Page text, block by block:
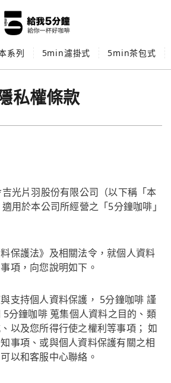
系列 5min濾掛式 5min茶包式
私權條款
光片羽股份有限公司（以下稱「本
用於本公司所經營之「5分鐘咖啡」
保護法》及相關法令，就個人資料
項，向您說明如下。
支持個人資料保護， 5分鐘咖啡 謹
分鐘咖啡 蒐集個人資料之目的、類
以及您所得行使之權利等事項； 如
事項、或與個人資料保護有關之相
以和客服中心聯絡。